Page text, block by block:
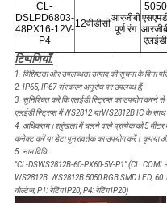
CL-
DSLPD6803-
48PX16-12V-
P4
12वीडीसीआरजीबी
पूर्ण रंग
5050
एलईडी
टिप्पणियाँ:
1. विशिष्टता और उपलब्धताउत्पाद कीसूचना के बिना
2. IP65, IP67 संस्करण अनुरोध पर उपलब्ध हैं;
3. सुनिश्चित करें कि एलईडी स्ट्रिप्स का उपयोग करने
एलईडी स्ट्रिप्स में WS2812 या WS2812B IC के साथ
4. अधिकतम।श्रृंखला में चलने वाले प्रत्येक को 5 मीटर
कनेक्ट करें या डेटा पुनरावर्तक का उपयोग करें।
5. नाम विधि:
"CL-DSWS2812B-60-PX60-5V-P1" (CL: COMI
WS2812B: WS2812B 5050 RGB SMD LED;
वोल्टेज;P1: रेटिंग IP20, P4: रेटिंग IP20)